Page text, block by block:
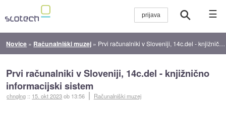
☰
Novice » Računalniški muzej » Prvi računalniki v Sloveniji, 14c.del - knjižnično informacijski sistem
Prvi računalniki v Sloveniji, 14c.del - knjižnično
informacijski sistem
chnglng :: 15. okt 2023ob 13:56 Računalniški muzej